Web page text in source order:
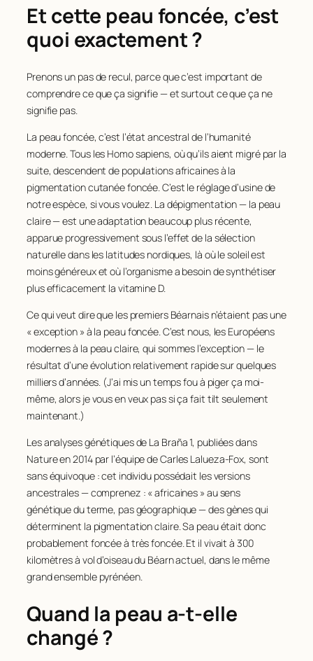
Et cette peau foncée, c’est
quoi exactement ?
Prenons un pas de recul, parce que c’est important de
comprendre ce que ça signifie — et surtout ce que ça ne
signifie pas.
La peau foncée, c’est l’état ancestral de l’humanité
moderne. Tous les Homo sapiens, où qu’ils aient migré par la
suite, descendent de populations africaines à la
pigmentation cutanée foncée. C’est le réglage d’usine de
notre espèce, si vous voulez. La dépigmentation — la peau
claire — est une adaptation beaucoup plus récente,
apparue progressivement sous l’effet de la sélection
naturelle dans les latitudes nordiques, là où le soleil est
moins généreux et où l’organisme a besoin de synthétiser
plus efficacement la vitamine D.
Ce qui veut dire que les premiers Béarnais n’étaient pas une
« exception » à la peau foncée. C’est nous, les Européens
modernes à la peau claire, qui sommes l’exception — le
résultat d’une évolution relativement rapide sur quelques
milliers d’années. (J’ai mis un temps fou à piger ça moi-
même, alors je vous en veux pas si ça fait tilt seulement
maintenant.)
Les analyses génétiques de La Braña 1, publiées dans
Natureen 2014 par l’équipe de Carles Lalueza-Fox, sont
sans équivoque : cet individu possédait les versions
ancestrales — comprenez : « africaines » au sens
génétique du terme, pas géographique — des gènes qui
déterminent la pigmentation claire. Sa peau était donc
probablement foncée à très foncée. Et il vivait à 300
kilomètres à vol d’oiseau du Béarn actuel, dans le même
grand ensemble pyrénéen.
Quand la peau a-t-elle
changé ?